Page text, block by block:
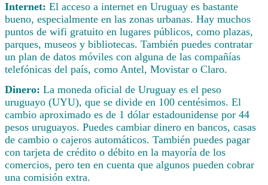
Internet: El acceso a internet en Uruguay es bastante
bueno, especialmente en las zonas urbanas. Hay muchos
puntos de wifi gratuito en lugares públicos, como plazas,
parques, museos y bibliotecas. También puedes contratar
un plan de datos móviles con alguna de las compañías
telefónicas del país, como Antel, Movistar o Claro.
Dinero: La moneda oficial de Uruguay es el peso
uruguayo (UYU), que se divide en 100 centésimos. El
cambio aproximado es de 1 dólar estadounidense por 44
pesos uruguayos. Puedes cambiar dinero en bancos, casas
de cambio o cajeros automáticos. También puedes pagar
con tarjeta de crédito o débito en la mayoría de los
comercios, pero ten en cuenta que algunos pueden cobrar
una comisión extra.